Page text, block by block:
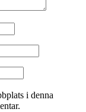
i denna